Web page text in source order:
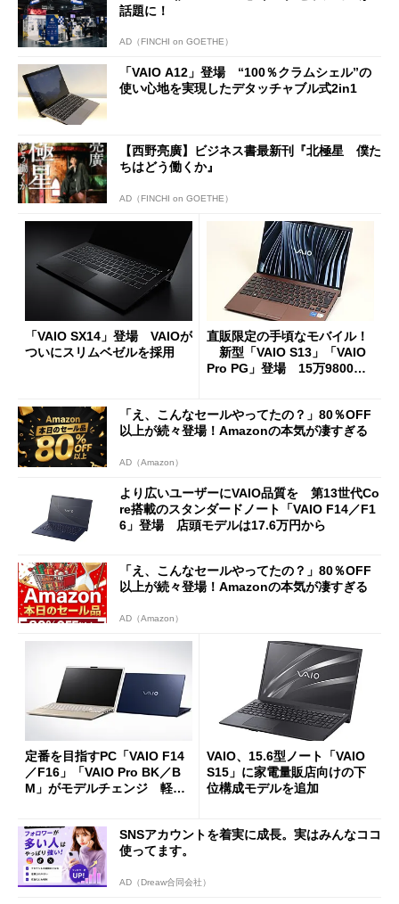
話題に！
AD（FINCHI on GOETHE）
「VAIO A12」登場 “100％クラムシェル”の
使い心地を実現したデタッチャブル式2in1
【西野亮廣】ビジネス書最新刊『北極星 僕た
ちはどう働くか』
AD（FINCHI on GOETHE）
「VAIO SX14」登場 VAIOが
ついにスリムベゼルを採用
直販限定の手頃なモバイル！
新型「VAIO S13」「VAIO
Pro PG」登場 15万9800円
「え、こんなセールやってたの？」80％OFF
以上が続々登場！Amazonの本気が凄すぎる
AD（Amazon）
より広いユーザーにVAIO品質を 第13世代Co
re搭載のスタンダードノート「VAIO F14／F1
6」登場 店頭モデルは17.6万円から
「え、こんなセールやってたの？」80％OFF
以上が続々登場！Amazonの本気が凄すぎる
AD（Amazon）
定番を目指すPC「VAIO F14
／F16」「VAIO Pro BK／B
M」がモデルチェンジ 軽量
VAIO、15.6型ノート「VAIO
S15」に家電量販店向けの下
位構成モデルを追加
SNSアカウントを着実に成長。実はみんなココ
使ってます。
AD（Dreaw合同会社）